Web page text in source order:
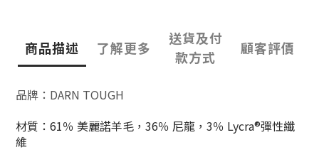
商品描述 了解更多
送貨及付
款方式
顧客評價
品牌：DARN TOUGH
材質 ： 61％ 美麗諾羊毛，36％ 尼龍，3％ Lycra®彈性纖
維